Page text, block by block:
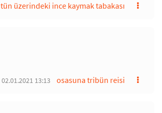
üzerindeki ince kaymak tabakası
osasuna tribün reisi
02.01.2021 13:13